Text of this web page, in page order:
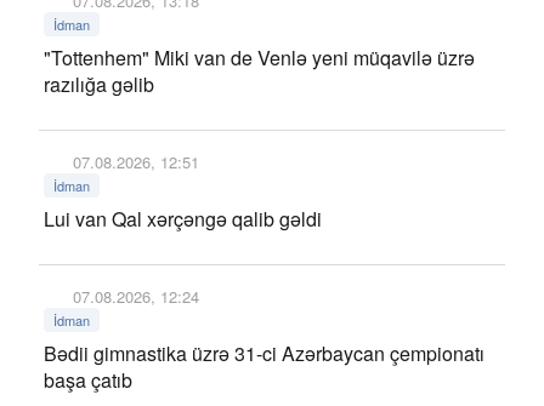
İdman
"Tottenhem" Miki van de Venlə yeni müqavilə üzrə
razılığa gəlib
07.08.2026, 12:51
İdman
Lui van Qal xərçəngə qalib gəldi
07.08.2026, 12:24
İdman
Bədii gimnastika üzrə 31-ci Azərbaycan çempionatı
başa çatıb